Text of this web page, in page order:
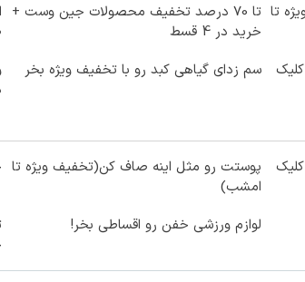
تا
تا 70 درصد تخفیف محصولات جین وست +
خرید در 4 قسط
سم زدای گیاهی کبد رو با تخفیف ویژه بخر
پوستت رو مثل اینه صاف کن(تخفیف ویژه تا
امشب)
لوازم ورزشی خفن رو اقساطی بخر!